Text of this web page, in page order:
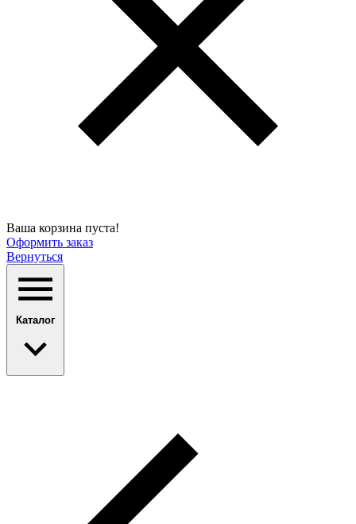
Ваша корзина пуста!
Оформить заказ
Вернуться
Каталог